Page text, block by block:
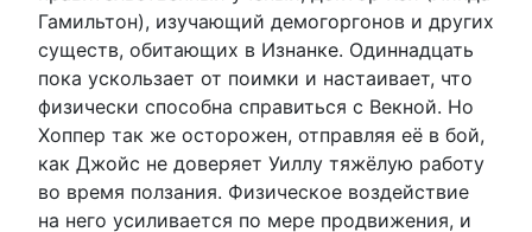
Гамильтон), изучающий демогоргонов и других
существ, обитающих в Изнанке. Одиннадцать
пока ускользает от поимки и настаивает, что
физически способна справиться с Векной. Но
Хоппер так же осторожен, отправляя её в бой,
как Джойс не доверяет Уиллу тяжёлую работу
во время ползания. Физическое воздействие
на него усиливается по мере продвижения, и